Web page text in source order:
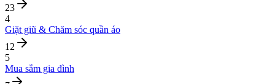
23
4
Giặt giũ & Chăm sóc quần áo
12
5
Mua sắm gia đình